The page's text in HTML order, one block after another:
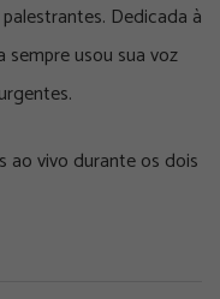
Dedicada à
usou sua voz
ao vivo durante os dois